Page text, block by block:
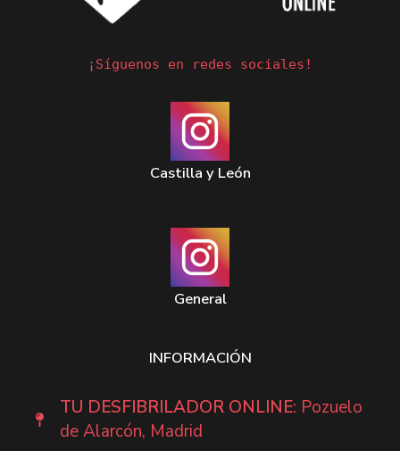
¡Síguenos en redes sociales!
Castilla y León
General
INFORMACIÓN
TU DESFIBRILADOR ONLINE: Pozuelo
de Alarcón, Madrid